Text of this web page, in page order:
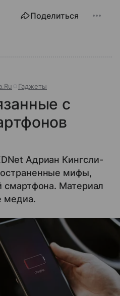
Поделиться
Гаджеты
с
Адриан Кингсли-
мифы,
смартфона. Материал
медиа.